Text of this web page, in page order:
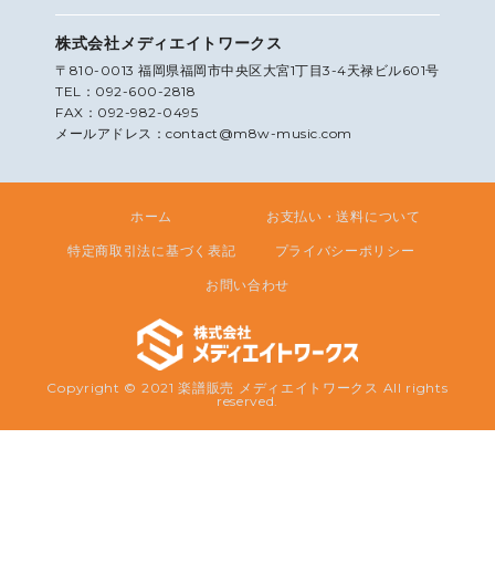
株式会社メディエイトワークス
〒810-0013 福岡県福岡市中央区大宮1丁目3-4天禄ビル601号
TEL：092-600-2818
FAX：092-982-0495
メールアドレス：contact@m8w-music.com
ホーム お支払い・送料について
特定商取引法に基づく表記 プライバシーポリシー
お問い合わせ
Copyright © 2021 楽譜販売 メディエイトワークス All rights
reserved.